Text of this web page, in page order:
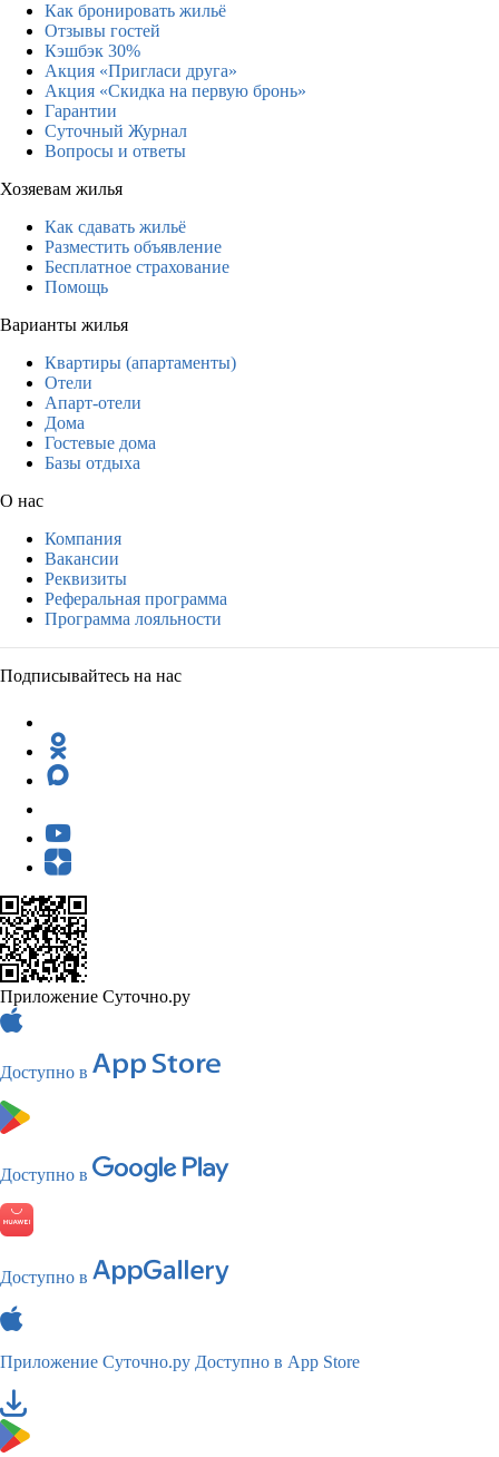
Как бронировать жильё
Отзывы гостей
Кэшбэк 30%
Акция «Пригласи друга»
Акция «Скидка на первую бронь»
Гарантии
Суточный Журнал
Вопросы и ответы
Хозяевам жилья
Как сдавать жильё
Разместить объявление
Бесплатное страхование
Помощь
Варианты жилья
Квартиры (апартаменты)
Отели
Апарт-отели
Дома
Гостевые дома
Базы отдыха
О нас
Компания
Вакансии
Реквизиты
Реферальная программа
Программа лояльности
Подписывайтесь на нас
Приложение Суточно.ру
Доступно в
Доступно в
Доступно в
Приложение Суточно.ру Доступно в App Store